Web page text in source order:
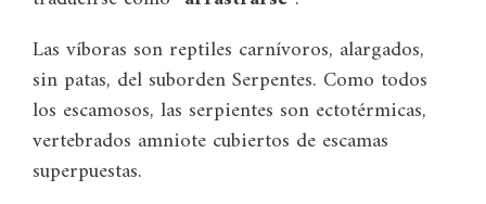
Las víboras son reptiles carnívoros, alargados,
sin patas, del suborden Serpentes. Como todos
los escamosos, las serpientes son ectotérmicas,
vertebrados amniote cubiertos de escamas
superpuestas.